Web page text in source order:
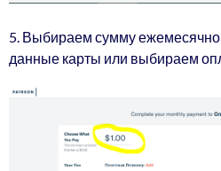
5. Выбираем сумму
данные карты или выбираем